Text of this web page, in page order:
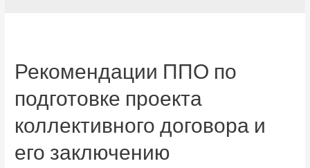
Рекомендации ППО по
подготовке проекта
коллективного договора и
его заключению